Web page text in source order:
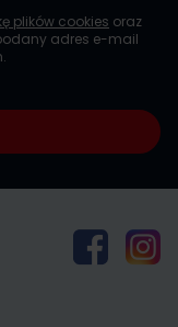
plików cookies oraz
adres e-mail